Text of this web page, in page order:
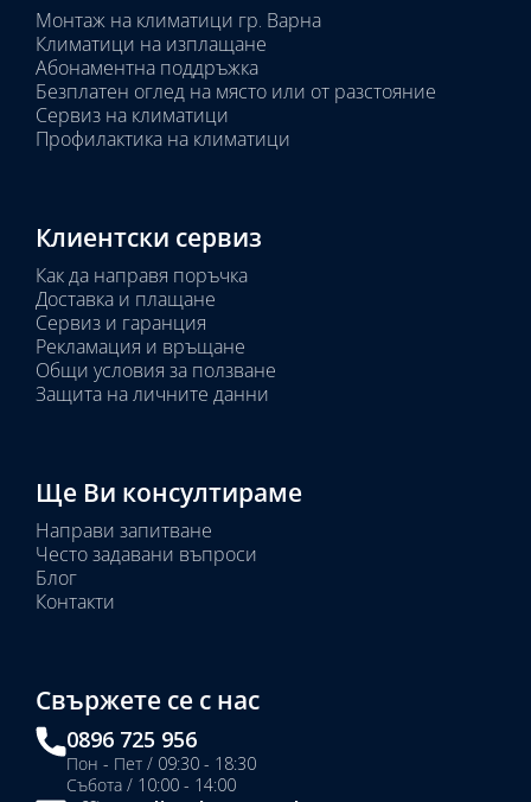
Монтаж на климатици гр. Варна
Климатици на изплащане
Абонаментна поддръжка
Безплатен оглед на място или от разстояние
Сервиз на климатици
Профилактика на климатици
Клиентски сервиз
Как да направя поръчка
Доставка и плащане
Сервиз и гаранция
Рекламация и връщане
Общи условия за ползване
Защита на личните данни
Ще Ви консултираме
Направи запитване
Често задавани въпроси
Блог
Контакти
Свържете се с нас
0896 725 956
Пон - Пет / 09:30 - 18:30
Събота / 10:00 - 14:00